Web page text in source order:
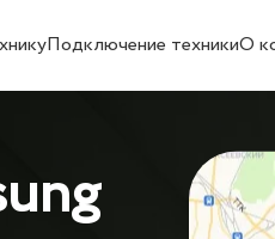
Подключение техникиО